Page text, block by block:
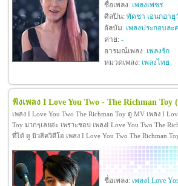
ชื่อเพลง: เพลงเพชร
ศิลปิน: พัดชา เอนกอา
อัลบัม: เพลงประกอบล
ค่าย: -
อารมณ์เพลง: เพลงรัก
หมวดเพลง: เพลงไทย
ฟังเพลง I Love You Two - The Richman Toy
เพลง I Love You Two The Richman Toy ดู MV เพลง I
Toy มากๆเลยอ่ะ เพราะชอบ เพลงI Love You Two The
ที่ได้ ดู มิวสิควิดีโอ เพลง I Love You Two The Richman
ชื่อเพลง: เพลงI Love